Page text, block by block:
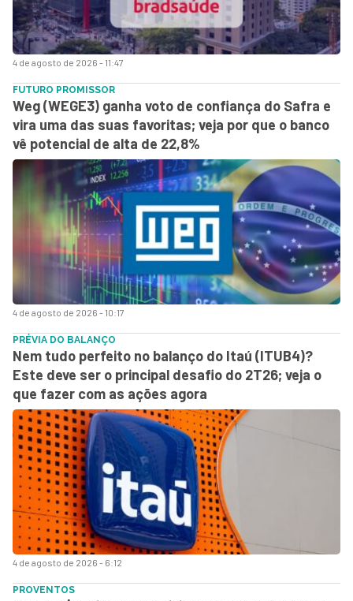
4 de agosto de 2026 - 11:47
4 de agosto de 2026 - 10:17
FUTURO PROMISSOR
Weg (WEGE3) ganha voto de confiança do Safra e
vira uma das suas favoritas; veja por que o banco
vê potencial de alta de 22,8%
4 de agosto de 2026 - 6:12
PRÉVIA DO BALANÇO
Nem tudo perfeito no balanço do Itaú (ITUB4)?
Este deve ser o principal desafio do 2T26; veja o
que fazer com as ações agora
PROVENTOS